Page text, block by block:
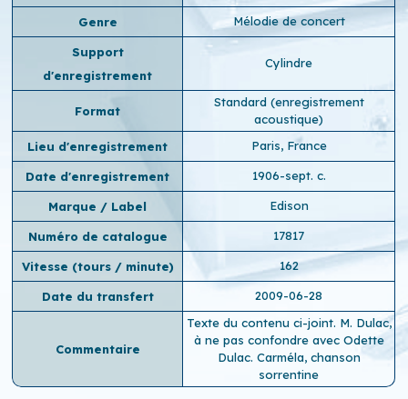
Genre Mélodie de concert
Support
d'enregistrement
Cylindre
Format
Standard (enregistrement
acoustique)
Lieu d'enregistrement
Paris, France
Date d'enregistrement 1906-sept. c.
Marque / Label Edison
Numéro de catalogue 17817
Vitesse (tours / minute) 162
Date du transfert 2009-06-28
Commentaire
Texte du contenu ci-joint. M. Dulac,
à ne pas confondre avec Odette
Dulac. Carméla, chanson
sorrentine